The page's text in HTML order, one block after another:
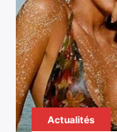
Actualités